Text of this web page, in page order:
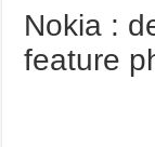
Nokia :
feature